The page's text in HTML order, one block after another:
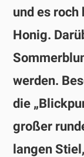
und es
Honig.
werden.
die
großer
langen